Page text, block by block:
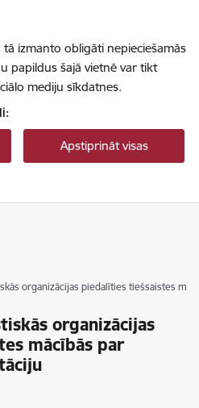
izmanto obligāti nepieciešamās
papildus šajā vietnē var tikt
mediju sīkdatnes.
Apstiprināt visas
organizācijas piedalīties tiešsaistes
organizācijas
mācībās par